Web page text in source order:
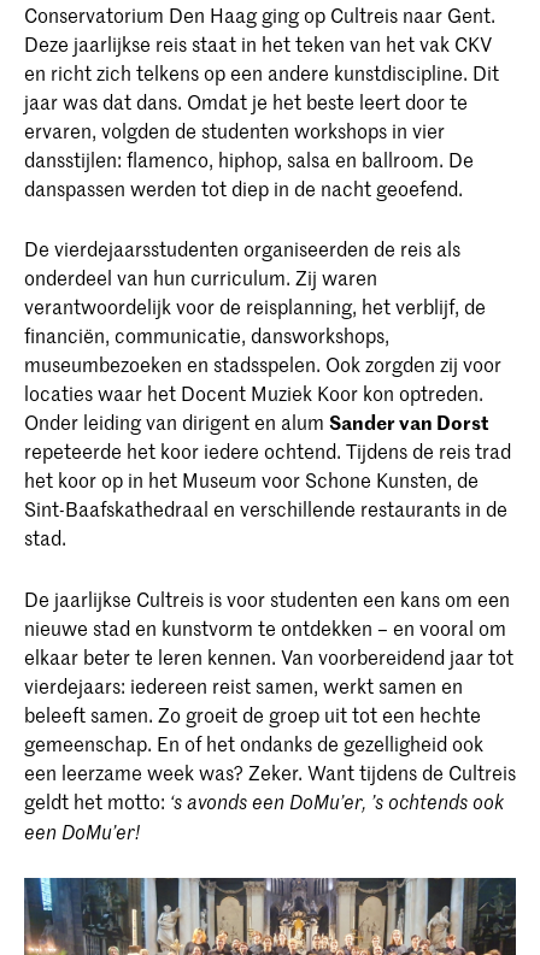
Conservatorium Den Haag ging op Cultreis naar Gent.
Deze jaarlijkse reis staat in het teken van het vak CKV
en richt zich telkens op een andere kunstdiscipline. Dit
jaar was dat dans. Omdat je het beste leert door te
ervaren, volgden de studenten workshops in vier
dansstijlen: flamenco, hiphop, salsa en ballroom. De
danspassen werden tot diep in de nacht geoefend.
De vierdejaarsstudenten organiseerden de reis als
onderdeel van hun curriculum. Zij waren
verantwoordelijk voor de reisplanning, het verblijf, de
financiën, communicatie, dansworkshops,
museumbezoeken en stadsspelen. Ook zorgden zij voor
locaties waar het Docent Muziek Koor kon optreden.
Onder leiding van dirigent en alum Sander van Dorst
repeteerde het koor iedere ochtend. Tijdens de reis trad
het koor op in het Museum voor Schone Kunsten, de
Sint-Baafskathedraal en verschillende restaurants in de
stad.
De jaarlijkse Cultreis is voor studenten een kans om een
nieuwe stad en kunstvorm te ontdekken – en vooral om
elkaar beter te leren kennen. Van voorbereidend jaar tot
vierdejaars: iedereen reist samen, werkt samen en
beleeft samen. Zo groeit de groep uit tot een hechte
gemeenschap. En of het ondanks de gezelligheid ook
een leerzame week was? Zeker. Want tijdens de Cultreis
geldt het motto: ‘s avonds een DoMu’er, ’s ochtends ook
een DoMu’er!